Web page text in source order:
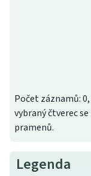
Počet záznamů:
vybraný čtverec
pramenů.
Legenda